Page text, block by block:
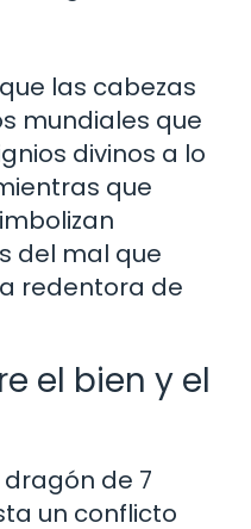
las cabezas
mundiales que
divinos a lo
que
del mal que
redentora de
el bien y el
de 7
un conflicto